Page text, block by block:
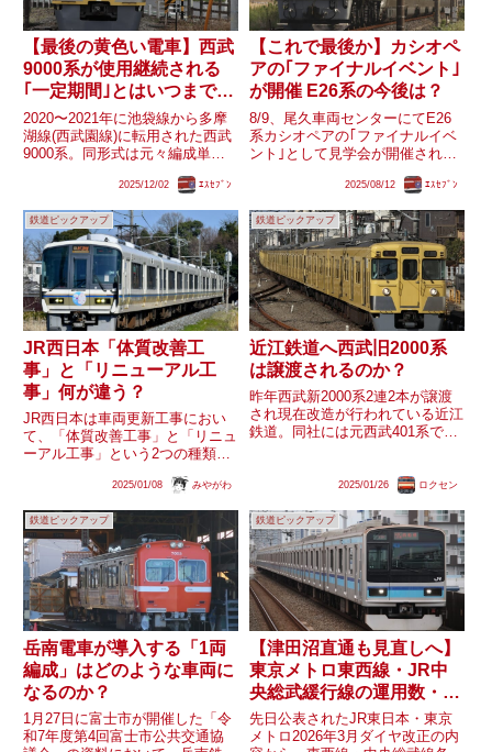
【最後の黄色い電車】西武
9000系が使用継続される
｢一定期間｣とはいつまでな
のか？
2020〜2021年に池袋線から多摩
湖線(西武園線)に転用された西武
9000系。同形式は元々編成単位
駅にホームドアを設置する関係上
る必要があることから急遽転用さ
れたものと推測され...
2025/12/02 ｴｽｾﾌﾞﾝ
【これで最後か】カシオペ
アの｢ファイナルイベント｣
が開催 E26系の今後は？
8/9、尾久車両センターにてE26
系カシオペアの｢ファイナルイベ
ント｣として見学会が開催されま
名のように最後のイベントになる
たカシオペアですが、今後の動き
はどのようになるのでしょう...
2025/08/12 ｴｽｾﾌﾞﾝ
鉄道ピックアップ
JR西日本「体質改善工
事」と「リニューアル工
事」何が違う？
JR西日本は車両更新工事におい
て、「体質改善工事」と「リニュ
ーアル工事」という2つの種類が
旧国鉄から継承した115系などの
ほか、221系や207系でも実施さ
れています。体質改善工事（221
系）出入口付近のスペー...
2025/01/08 みやがわ
鉄道ピックアップ
近江鉄道へ西武旧2000系
は譲渡されるのか？
昨年西武新2000系2連2本が譲渡
され現在改造が行われている近江
鉄道。同社には元西武401系で
すが、西武2000系の2連も先述の
役の旧2000系...
2025/01/26 ロクセン
鉄道ピックアップ
岳南電車が導入する「1両
編成」はどのような車両に
なるのか？
1月27日に富士市が開催した「令
和7年度第4回富士市公共交通協
鉄道ピックアップ
【津田沼直通も見直しへ】
東京メトロ東西線・JR中
央総武緩行線の運用数・所
要編成数はどうなる
先日公表されたJR東日本・東京
メトロ2026年3月ダイヤ改正の内